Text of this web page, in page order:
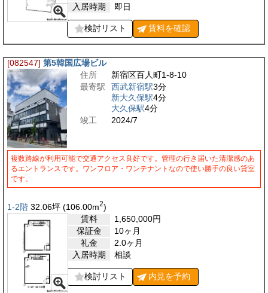
入居時期
即日
検討リスト 賃料を確認
[082547] 第5韓国広場ビル
住所
新宿区百人町1-8-10
最寄駅
西武新宿駅3分
新大久保駅4分
大久保駅4分
竣工
2024/7
複数路線が利用可能で交通アクセス良好です。管理の行き届いた清潔感のあ
るエントランスです。ワンフロア・ワンテナントなので使い勝手の良い貸室
です。
1-2階 32.06坪 (106.00m2)
賃料
1,650,000円
保証金
10ヶ月
礼金
2.0ヶ月
入居時期
相談
検討リスト 内見を予約